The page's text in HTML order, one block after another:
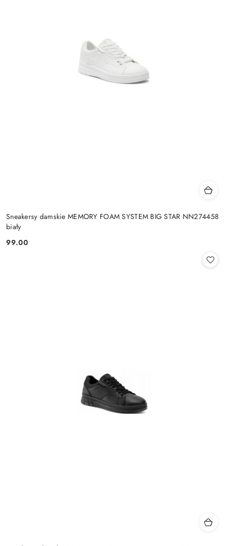
Sneakersy damskie MEMORY FOAM SYSTEM BIG STAR NN274458
biały
Cena:
99.00